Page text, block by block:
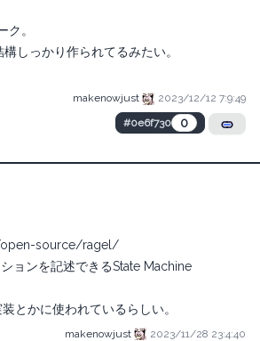
ク。
しっかり作られてるみたい。
makenowjust
2023/12/12 7:9:49
#0e6f730
0
source/ragel/
ョンを記述できるState Machine
とかに使われているらしい。
makenowjust
2023/11/28 23:4:40